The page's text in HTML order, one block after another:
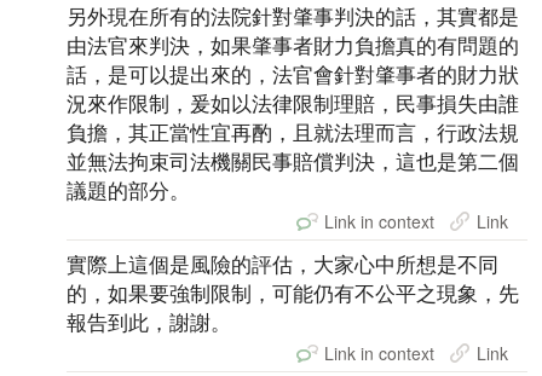
另外現在所有的法院針對肇事判決的話，其實都是
由法官來判決，如果肇事者財力負擔真的有問題的
話，是可以提出來的，法官會針對肇事者的財力狀
況來作限制，爰如以法律限制理賠，民事損失由誰
負擔，其正當性宜再酌，且就法理而言，行政法規
並無法拘束司法機關民事賠償判決，這也是第二個
議題的部分。
Link in context Link
實際上這個是風險的評估，大家心中所想是不同
的，如果要強制限制，可能仍有不公平之現象，先
報告到此，謝謝。
Link in context Link